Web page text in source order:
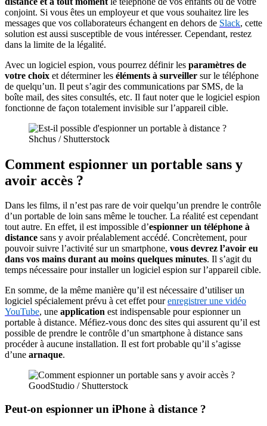
conjoint. Si vous êtes un employeur et que vous souhaitez lire les
messages que vos collaborateurs échangent en dehors de Slack, cette
solution est aussi susceptible de vous intéresser. Cependant, restez
dans la limite de la légalité.
Avec un logiciel espion, vous pourrez définir les paramètres de
votre choix et déterminer les éléments à surveiller sur le téléphone
de quelqu’un. Il peut s’agir des communications par SMS, de la
boîte mail, des sites consultés, etc. Il faut noter que le logiciel espion
fonctionne de façon totalement invisible sur l’appareil cible.
Shchus / Shutterstock
Comment espionner un portable sans y
avoir accès ?
Dans les films, il n’est pas rare de voir quelqu’un prendre le contrôle
d’un portable de loin sans même le toucher. La réalité est cependant
tout autre. En effet, il est impossible d’espionner un téléphone à
distance sans y avoir préalablement accédé. Concrètement, pour
pouvoir suivre l’activité sur un smartphone, vous devrez l’avoir eu
dans vos mains durant au moins quelques minutes. Il s’agit du
temps nécessaire pour installer un logiciel espion sur l’appareil cible.
En somme, de la même manière qu’il est nécessaire d’utiliser un
logiciel spécialement prévu à cet effet pourenregistrer une vidéo
YouTube, une application est indispensable pour espionner un
portable à distance. Méfiez-vous donc des sites qui assurent qu’il est
possible de prendre le contrôle d’un smartphone à distance sans
procéder à aucune installation. Il est fort probable qu’il s’agisse
d’une arnaque.
GoodStudio / Shutterstock
Peut-on espionner un iPhone à distance ?